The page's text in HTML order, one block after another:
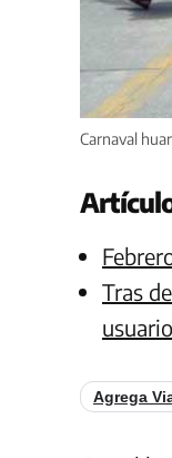
Carnaval
Tras
Agrega